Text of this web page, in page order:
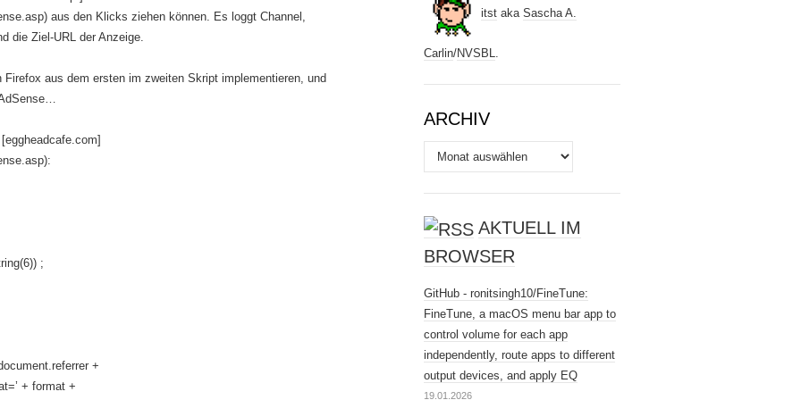
aus den Klicks ziehen können. Es loggt Channel,
die Ziel-URL der Anzeige.
aus dem ersten im zweiten Skript implementieren, und
;
+
+ format +
itst aka Sascha A.
Carlin/NVSBL.
ARCHIV
Archiv
AKTUELL IM
BROWSER
GitHub - ronitsingh10/FineTune:
FineTune, a macOS menu bar app to
control volume for each app
independently, route apps to different
output devices, and apply EQ
19.01.2026